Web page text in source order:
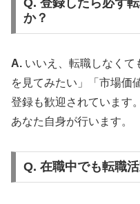
か？
A. いいえ、転職しなくて
を見てみたい」「市場価
登録も歓迎されています
あなた自身が行います。
Q. 在職中でも転職